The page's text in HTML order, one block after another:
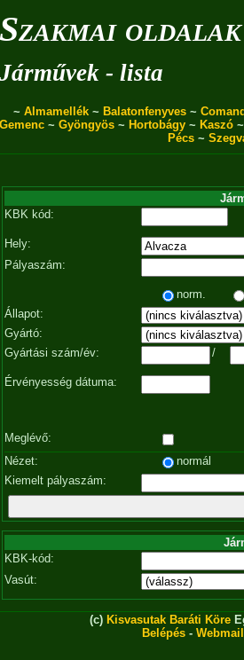
Szakmai oldalak
Járművek - lista
~ Almamellék ~ Balatonfenyves ~
Gemenc ~ Gyöngyös ~ Hortobágy ~ Kaszó
Pécs ~
KBK kód:
Hely:
Pályaszám:
norm.
Állapot:
Gyártó:
Gyártási szám/év:
/
Érvényesség dátuma:
Meglévő:
Nézet:
normál
Kiemelt pályaszám:
KBK-kód:
Vasút:
(c) Kisvasutak Baráti Köre
Belépés - Webmail